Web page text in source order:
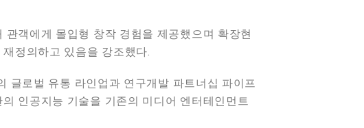
객에게 몰입형 창작 경험을 제공했으며 확장현
정의하고 있음을 강조했다.
글로벌 유통 라인업과 연구개발 파트너십 파이프
인공지능 기술을 기존의 미디어 엔터테인먼트